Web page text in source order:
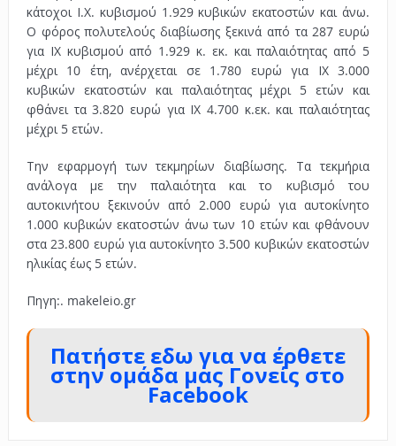
κάτοχοι Ι.Χ. κυβισμού 1.929 κυβικών εκατοστών και άνω.
Ο φόρος πολυτελούς διαβίωσης ξεκινά από τα 287 ευρώ
για ΙΧ κυβισμού από 1.929 κ. εκ. και παλαιότητας από 5
μέχρι 10 έτη, ανέρχεται σε 1.780 ευρώ για ΙΧ 3.000
κυβικών εκατοστών και παλαιότητας μέχρι 5 ετών και
φθάνει τα 3.820 ευρώ για ΙΧ 4.700 κ.εκ. και παλαιότητας
μέχρι 5 ετών.
Την εφαρμογή των τεκμηρίων διαβίωσης. Τα τεκμήρια
ανάλογα με την παλαιότητα και το κυβισμό του
αυτοκινήτου ξεκινούν από 2.000 ευρώ για αυτοκίνητο
1.000 κυβικών εκατοστών άνω των 10 ετών και φθάνουν
στα 23.800 ευρώ για αυτοκίνητο 3.500 κυβικών εκατοστών
ηλικίας έως 5 ετών.
Πηγη:. makeleio.gr
Πατήστε εδω για να έρθετε
στην ομάδα μας Γονείς στο
Facebook